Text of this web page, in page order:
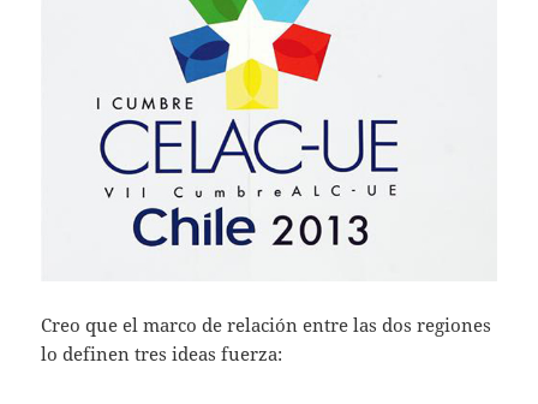
Creo que el marco de relación entre las dos regiones
lo definen tres ideas fuerza: